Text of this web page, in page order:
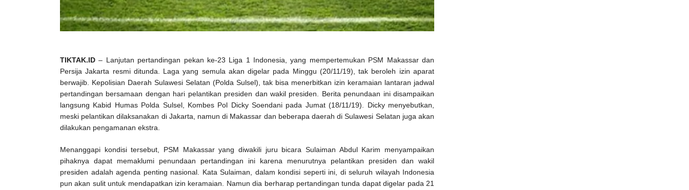
TIKTAK.ID – Lanjutan pertandingan pekan ke-23 Liga 1 Indonesia, yang mempertemukan PSM Makassar dan
Persija Jakarta resmi ditunda. Laga yang semula akan digelar pada Minggu (20/11/19), tak beroleh izin aparat
berwajib. Kepolisian Daerah Sulawesi Selatan (Polda Sulsel), tak bisa menerbitkan izin keramaian lantaran jadwal
pertandingan bersamaan dengan hari pelantikan presiden dan wakil presiden. Berita penundaan ini disampaikan
langsung Kabid Humas Polda Sulsel, Kombes Pol Dicky Soendani pada Jumat (18/11/19). Dicky menyebutkan,
meski pelantikan dilaksanakan di Jakarta, namun di Makassar dan beberapa daerah di Sulawesi Selatan juga akan
dilakukan pengamanan ekstra.
Menanggapi kondisi tersebut, PSM Makassar yang diwakili juru bicara Sulaiman Abdul Karim menyampaikan
pihaknya dapat memaklumi penundaan pertandingan ini karena menurutnya pelantikan presiden dan wakil
presiden adalah agenda penting nasional. Kata Sulaiman, dalam kondisi seperti ini, di seluruh wilayah Indonesia
pun akan sulit untuk mendapatkan izin keramaian. Namun dia berharap pertandingan tunda dapat digelar pada 21